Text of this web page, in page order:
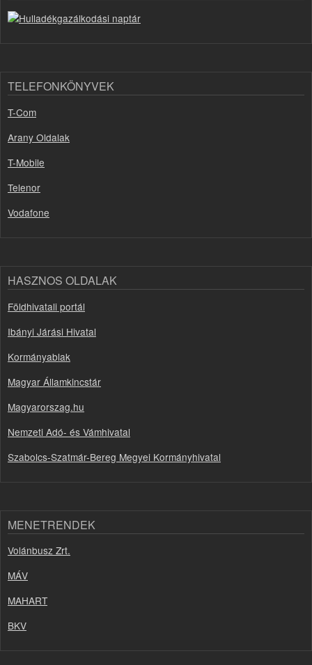
TELEFONKÖNYVEK
T-Com
Arany Oldalak
T-Mobile
Telenor
Vodafone
HASZNOS OLDALAK
Földhivatali portál
Ibányi Járási Hivatal
Kormányablak
Magyar Államkincstár
Magyarorszag.hu
Nemzeti Adó- és Vámhivatal
Szabolcs-Szatmár-Bereg Megyei Kormányhivatal
MENETRENDEK
Volánbusz Zrt.
MÁV
MAHART
BKV